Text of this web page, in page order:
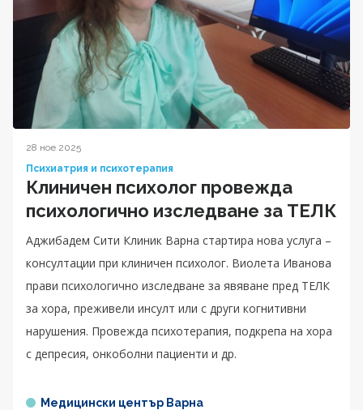
28 ное 2025
Психиатрия и психотерапия
Клиничен психолог провежда
психологично изследване за ТЕЛК
Аджибадем Сити Клиник Варна стартира нова услуга –
консултации при клиничен психолог. Виолета Иванова
прави психологично изследване за явяване пред ТЕЛК
за хора, преживели инсулт или с други когнитивни
нарушения. Провежда психотерапия, подкрепа на хора
с депресия, онкоболни пациенти и др.
Медицински център Варна